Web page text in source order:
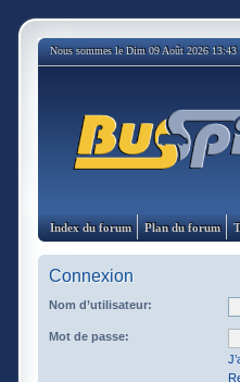
Nous sommes le Dim 09 Août 2026 13:43
Index du forum Plan du forum
Connexion
Nom d’utilisateur:
Mot de passe: